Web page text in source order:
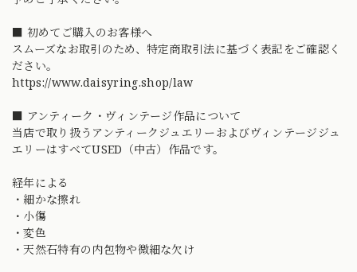
■ 初めてご購入のお客様へ
スムーズなお取引のため、特定商取引法に基づく表記をご確認く
ださい。
https://www.daisyring.shop/law
■ アンティーク・ヴィンテージ作品について
当店で取り扱うアンティークジュエリーおよびヴィンテージジュ
エリーはすべてUSED（中古）作品です。
経年による
・細かな擦れ
・小傷
・変色
・天然石特有の内包物や微細な欠け